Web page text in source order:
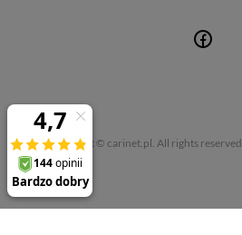
Copyright © carinet.pl. All rights reserved.